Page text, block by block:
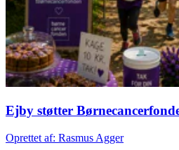
Ejby støtter
Oprettet af: Rasmus Agger